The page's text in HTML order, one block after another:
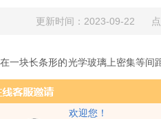
欢迎您！
更新时间：2023-09-22 点
一块长条形的光学玻璃上密集等
尺光栅相对于指示光栅移动时
大、整形、辨向和计数系统产生